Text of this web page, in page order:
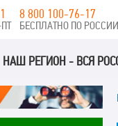
8 800 100-76-17
БЕСПЛАТНО ПО РОССИИ
НАШ РЕГИОН